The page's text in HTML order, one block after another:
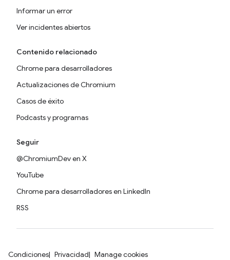
Informar un error
Ver incidentes abiertos
Contenido relacionado
Chrome para desarrolladores
Actualizaciones de Chromium
Casos de éxito
Podcasts y programas
Seguir
@ChromiumDev en X
YouTube
Chrome para desarrolladores en LinkedIn
RSS
Condiciones Privacidad Manage cookies